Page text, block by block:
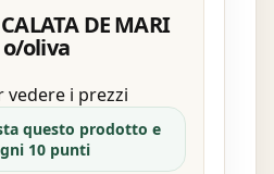
DE MARI
o/oliva
vedere i prezzi
questo prodotto e
10 punti